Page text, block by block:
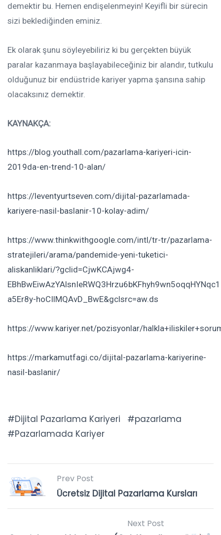
demektir bu. Hemen endişelenmeyin! Keyifli bir sürecin
sizi beklediğinden eminiz.
Ek olarak şunu söyleyebiliriz ki bu gerçekten büyük
paralar kazanmaya başlayabileceğiniz bir alandır, tutkulu
olduğunuz bir endüstride kariyer yapma şansına sahip
olacaksınız demektir.
KAYNAKÇA:
https://blog.youthall.com/pazarlama-kariyeri-icin-
2019da-en-trend-10-alan/
https://leventyurtseven.com/dijital-pazarlamada-
kariyere-nasil-baslanir-10-kolay-adim/
https://www.thinkwithgoogle.com/intl/tr-tr/pazarlama-
stratejileri/arama/pandemide-yeni-tuketici-
aliskanliklari/?gclid=CjwKCAjwg4-
a5Er8y-hoCIlMQAvD_BwE&gclsrc=aw.ds
https://www.kariyer.net/pozisyonlar/
https://markamutfagi.co/dijital-pazarlama-kariyerine-
nasil-baslanir/
Dijital Pazarlama Kariyeri
pazarlama
Pazarlamada Kariyer
Prev Post
Ücretsiz Dijital Pazarlama Kursları
Next Post